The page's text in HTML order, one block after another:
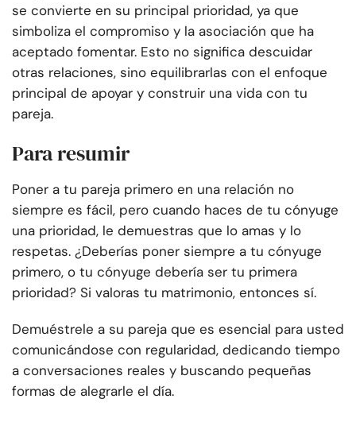
se convierte en su principal prioridad, ya que
simboliza el compromiso y la asociación que ha
aceptado fomentar. Esto no significa descuidar
otras relaciones, sino equilibrarlas con el enfoque
principal de apoyar y construir una vida con tu
pareja.
Para resumir
Poner a tu pareja primero en una relación no
siempre es fácil, pero cuando haces de tu cónyuge
una prioridad, le demuestras que lo amas y lo
respetas. ¿Deberías poner siempre a tu cónyuge
primero, o tu cónyuge debería ser tu primera
prioridad? Si valoras tu matrimonio, entonces sí.
Demuéstrele a su pareja que es esencial para usted
comunicándose con regularidad, dedicando tiempo
a conversaciones reales y buscando pequeñas
formas de alegrarle el día.